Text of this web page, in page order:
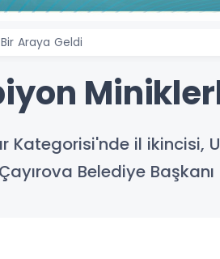
Araya Geldi
Kategorisi'nde il ikincisi,
Belediye